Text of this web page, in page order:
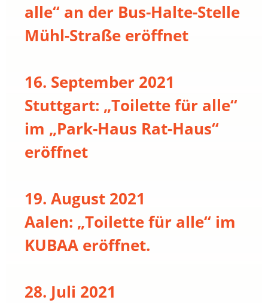
alle“ an der Bus-Halte-Stelle
Mühl-Straße eröffnet
16. September 2021
Stuttgart: „Toilette für alle“
im „Park-Haus Rat-Haus“
eröffnet
19. August 2021
Aalen: „Toilette für alle“ im
KUBAA eröffnet.
28. Juli 2021